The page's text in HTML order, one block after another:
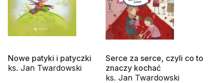
Nowe patyki i patyczki
ks. Jan Twardowski
Serce za serce, czyli co to
znaczy kochać
ks. Jan Twardowski